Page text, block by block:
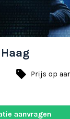
local_offer Prijs op
aanvragen